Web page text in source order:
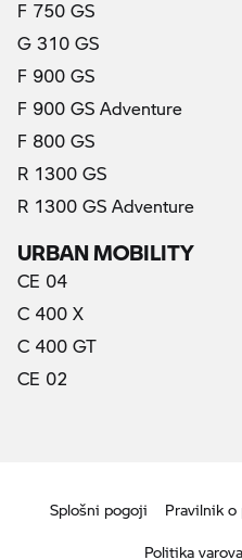
F 750 GS
G 310 GS
F 900 GS
F 900 GS Adventure
F 800 GS
R 1300 GS
R 1300 GS Adventure
URBAN MOBILITY
CE 04
C 400 X
C 400 GT
CE 02
Splošni pogoji Pravilnik
Politika